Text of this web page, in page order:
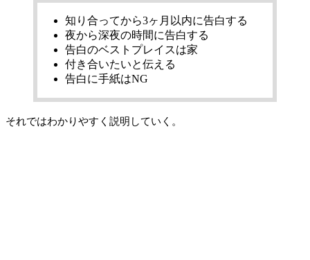
知り合ってから3ヶ月以内に告白する
夜から深夜の時間に告白する
告白のベストプレイスは家
付き合いたいと伝える
告白に手紙はNG
それではわかりやすく説明していく。